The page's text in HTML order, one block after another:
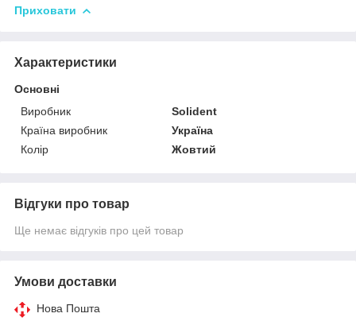
Приховати
Характеристики
Основні
Виробник
Solident
Країна виробник
Україна
Колір
Жовтий
Відгуки про товар
Ще немає відгуків про цей товар
Умови доставки
Нова Пошта